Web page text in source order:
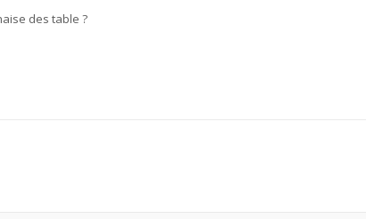
des table ?